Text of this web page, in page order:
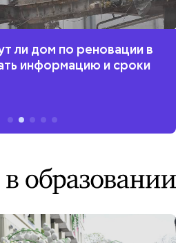
ли дом по реновации в
информацию и сроки